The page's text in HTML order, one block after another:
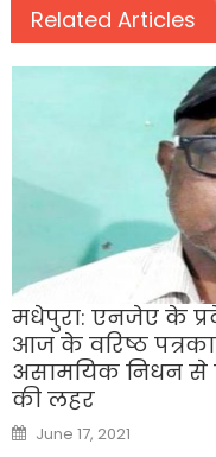
Related Articles
मधेपुरा: एनजेए के
आज के वरिष्ठ
असामयिक निधन से
की लहर
Posted
on
June 17, 2021